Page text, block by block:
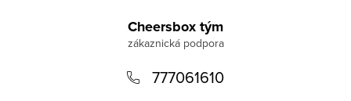
Cheersbox tým
777061610